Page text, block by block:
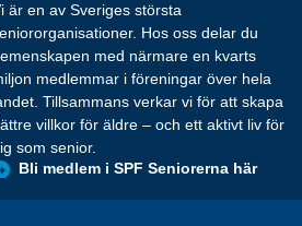
är en av Sveriges största
Hos oss delar du
med närmare en kvarts
medlemmar i föreningar över hela
Tillsammans verkar vi för att skapa
villkor för äldre – och ett aktivt liv för
som senior.
Bli medlem i SPF Seniorerna här